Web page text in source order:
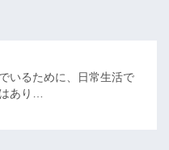
いるために、日常生活で
あり…